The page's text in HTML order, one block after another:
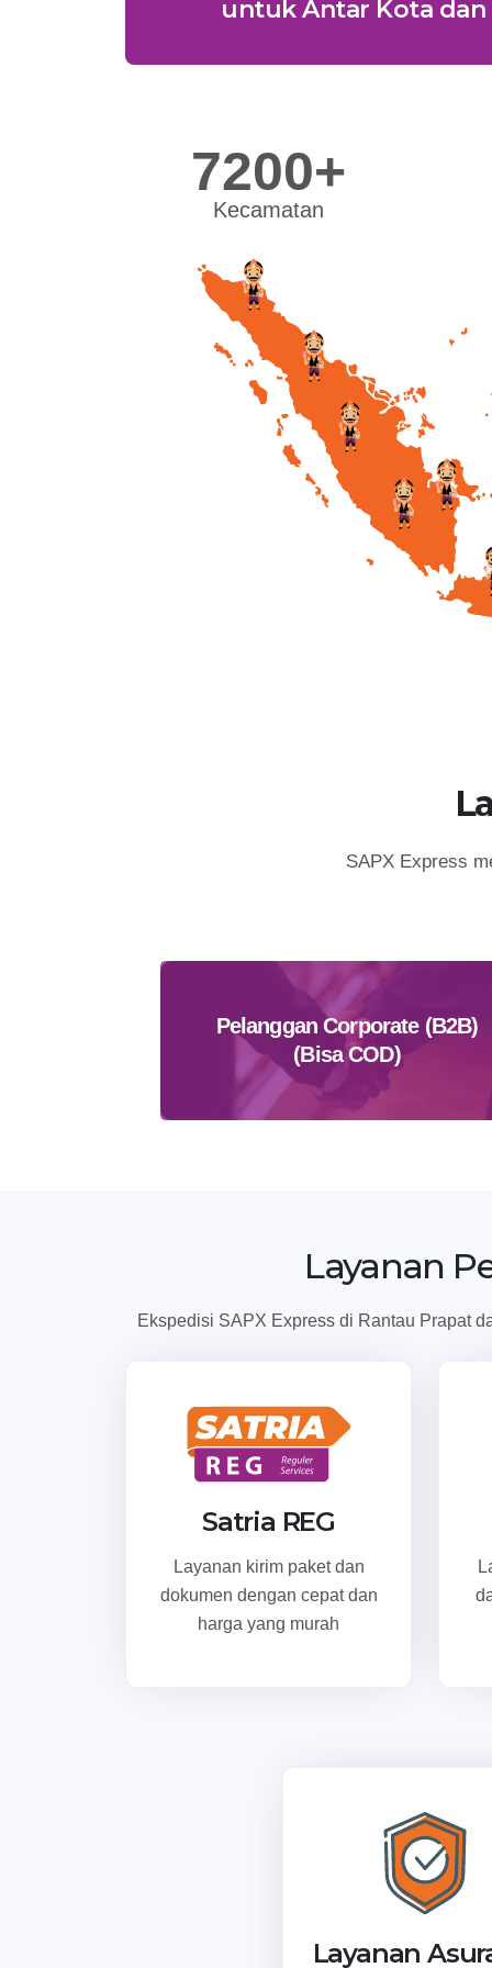
untuk Antar Kota dan
7200+
Kecamatan
SAPX Express
Pelanggan Corporate (B2B)
(Bisa COD)
Layanan
Ekspedisi SAPX Express di Rantau Prapat
Satria REG
Layanan kirim paket dan
dokumen dengan cepat dan
harga yang murah
Layanan